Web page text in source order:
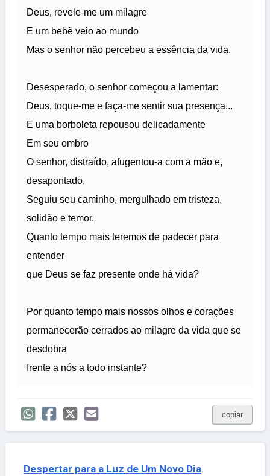
Deus, revele-me um milagre
E um bebê veio ao mundo
Mas o senhor não percebeu a essência da vida.
Desesperado, o senhor começou a lamentar:
Deus, toque-me e faça-me sentir sua presença...
E uma borboleta repousou delicadamente
Em seu ombro
O senhor, distraído, afugentou-a com a mão e,
desapontado,
Seguiu seu caminho, mergulhado em tristeza,
solidão e temor.
Quanto tempo mais teremos de padecer para
entender
que Deus se faz presente onde há vida?
Por quanto tempo mais nossos olhos e corações
permanecerão cerrados ao milagre da vida que se
desdobra
frente a nós a todo instante?
copiar
Despertar para a Luz de Um Novo Dia